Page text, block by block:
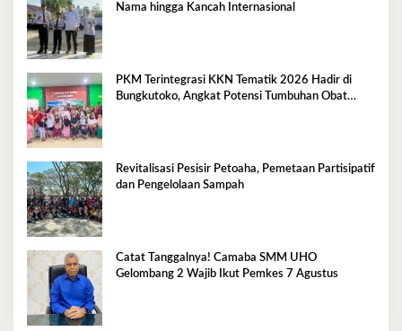
Nama hingga Kancah Internasional
PKM Terintegrasi KKN Tematik 2026 Hadir di
Bungkutoko, Angkat Potensi Tumbuhan Obat
Revitalisasi Pesisir Petoaha, Pemetaan Partisipatif
dan Pengelolaan Sampah
Catat Tanggalnya! Camaba SMM UHO
Gelombang 2 Wajib Ikut Pemkes 7 Agustus